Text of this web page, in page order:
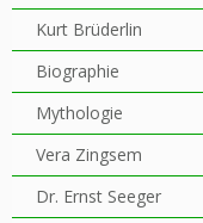
Kurt Brüderlin
Biographie
Mythologie
Vera Zingsem
Dr. Ernst Seeger